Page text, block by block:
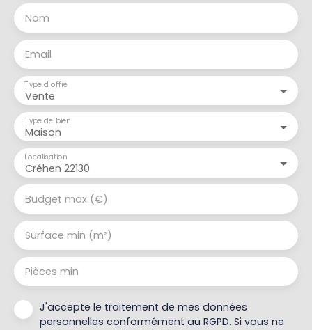
Nom
Email
Vente
Type d'offre
Maison
Type de bien
Créhen 22130
Localisation
Budget max (€)
Surface min (m²)
Pièces min
J'accepte le traitement de mes données
personnelles conformément au RGPD. Si vous ne